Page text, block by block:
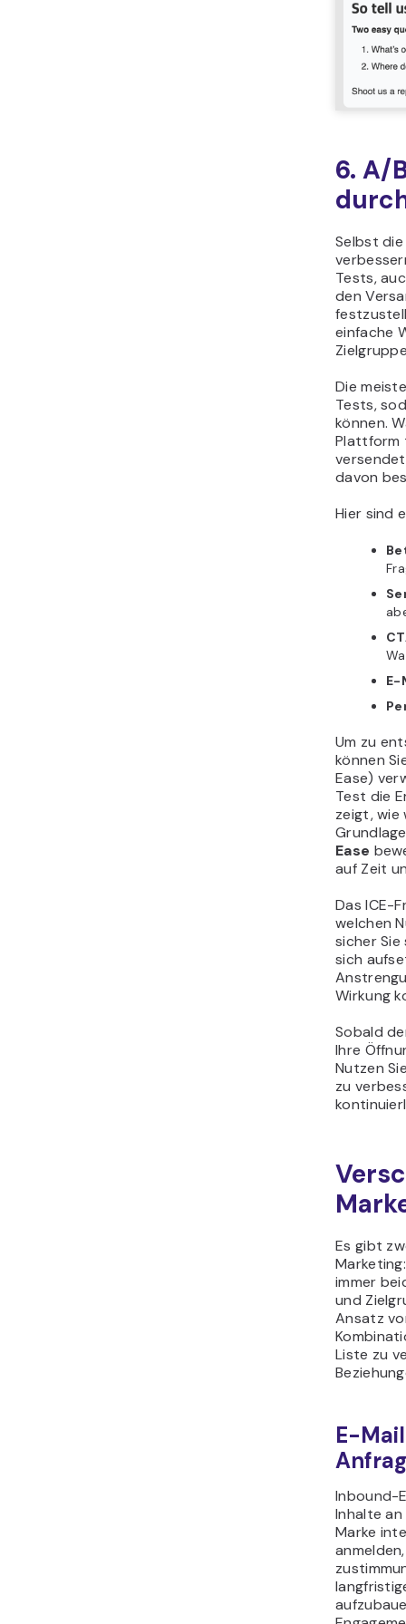
6. A/
Selbst
Tests,
den
einfache
Die
Tests,
können.
Plattform
davon
Hier sind
E-
Um zu
können
Ease)
Test die
zeigt, wie
Ease
auf Zeit
Das ICE-
welchen
sicher
sich
Wirkung
Sobald
Ihre
Nutzen
zu
Es gibt
immer
und
Ansatz
Liste zu
E-
Inbound-
Inhalte
Marke